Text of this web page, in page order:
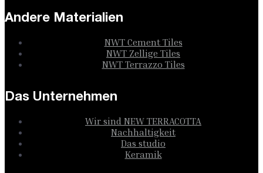
Andere Materialien
NWT Cement Tiles
NWT Zellige Tiles
NWT Terrazzo Tiles
Das Unternehmen
Wir sind NEW TERRACOTTA
Nachhaltigkeit
Das studio
Keramik